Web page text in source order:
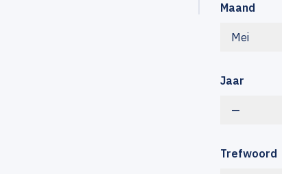
Maand
Mei
Jaar
—
Trefwoord